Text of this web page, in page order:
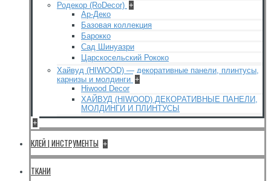
Родекор (RoDecor) +
Ар-Деко
Базовая коллекция
Барокко
Сад Шинуазри
Царскосельский Рококо
Хайвуд (HIWOOD) — декоративные панели, плинтусы,
карнизы и молдинги +
Hiwood Decor
ХАЙВУД (HIWOOD) ДЕКОРАТИВНЫЕ ПАНЕЛИ,
МОЛДИНГИ И ПЛИНТУСЫ
+
КЛЕЙ | ИНСТРУМЕНТЫ +
ТКАНИ